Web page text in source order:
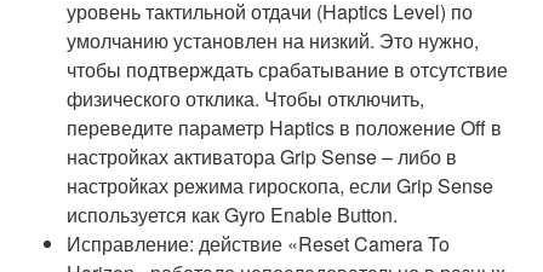
уровень тактильной отдачи (Haptics Level) по
умолчанию установлен на низкий. Это нужно,
чтобы подтверждать срабатывание в отсутствие
физического отклика. Чтобы отключить,
переведите параметр Haptics в положение Off в
настройках активатора Grip Sense – либо в
настройках режима гироскопа, если Grip Sense
используется как Gyro Enable Button.
Исправление: действие «Reset Camera To